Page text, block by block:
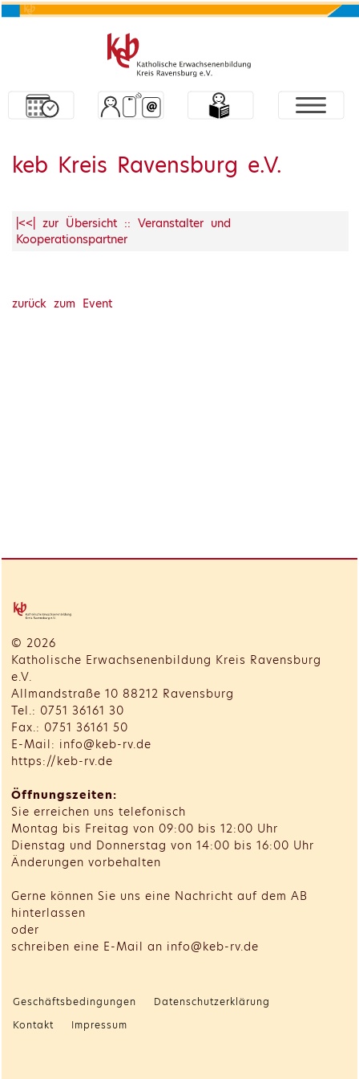
keb Kreis Ravensburg e.V.
|<<| zur Übersicht :: Veranstalter und
Kooperationspartner
zurück zum Event
© 2026
Katholische Erwachsenenbildung Kreis Ravensburg
e.V.
Allmandstraße 10 88212 Ravensburg
Tel.: 0751 36161 30
Fax.: 0751 36161 50
E-Mail: info@keb-rv.de
https://keb-rv.de
Öffnungszeiten:
Sie erreichen uns telefonisch
Montag bis Freitag von 09:00 bis 12:00 Uhr
Dienstag und Donnerstag von 14:00 bis 16:00 Uhr
Änderungen vorbehalten
Gerne können Sie uns eine Nachricht auf dem AB
hinterlassen
oder
schreiben eine E-Mail an info@keb-rv.de
Geschäftsbedingungen
Datenschutzerklärung
Kontakt
Impressum